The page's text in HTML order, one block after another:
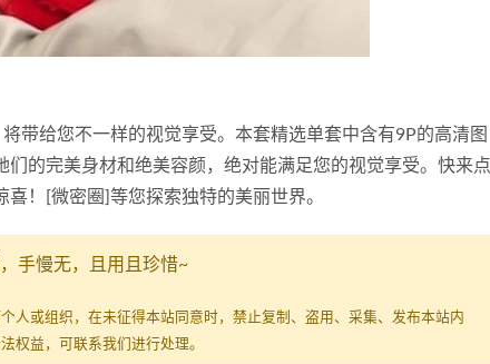
带给您不一样的视觉享受。本套精选单套中含有9P的高清图
的完美身材和绝美容颜，绝对能满足您的视觉享受。快来点
！[微密圈]等您探索独特的美丽世界。
手慢无，且用且珍惜~
人或组织，在未征得本站同意时，禁止复制、盗用、采集、发布本站内
权益，可联系我们进行处理。